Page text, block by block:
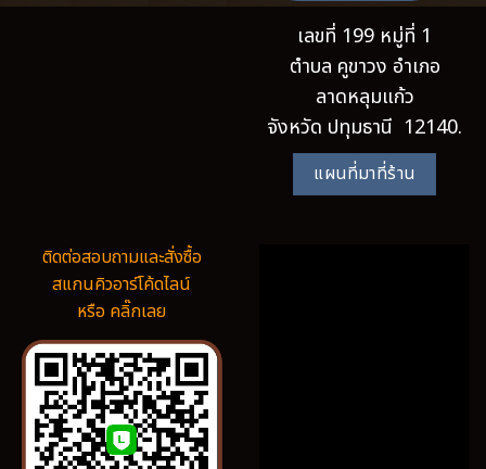
เลขที่ 199 หมู่ที่ 1
ตำบล คูขาวง อำเภอ
ลาดหลุมแก้ว
จังหวัด ปทุมธานี 12140.
แผนที่มาที่ร้าน
ติดต่อสอบถามและสั่งซื้อ
สแกนคิวอาร์โค้ดไลน์
หรือ คลิ๊กเลย